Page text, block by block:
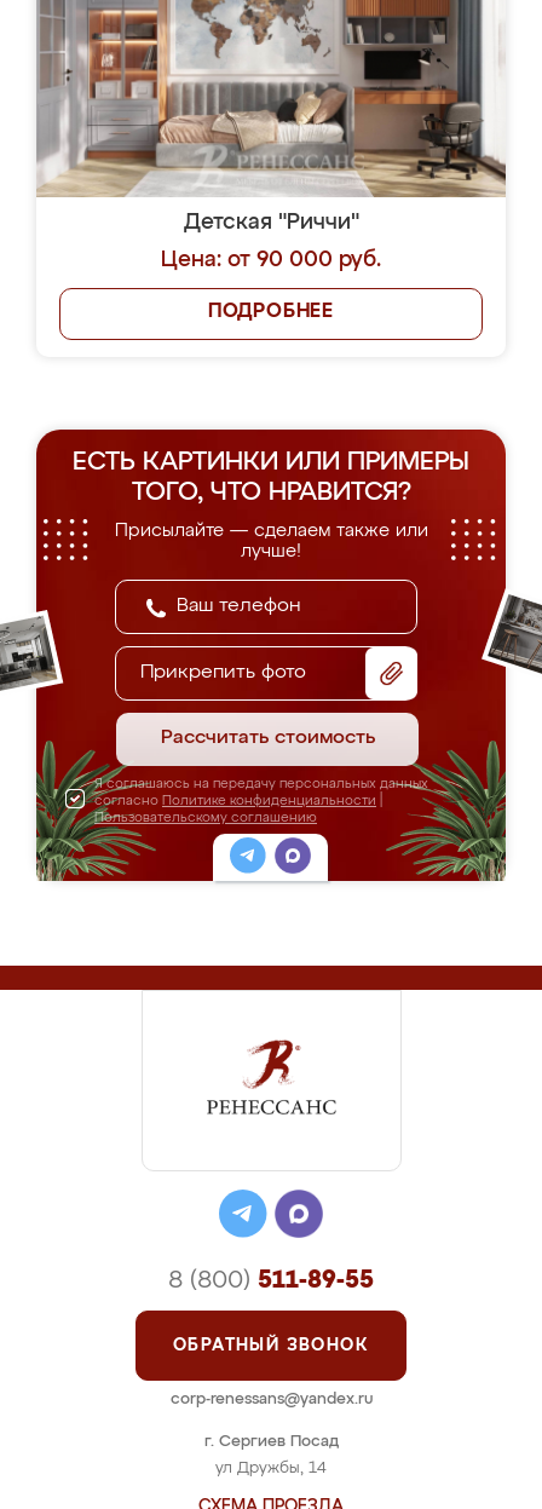
Детская "Риччи"
Цена: от 90 000 руб.
ПОДРОБНЕЕ
ЕСТЬ КАРТИНКИ ИЛИ ПРИМЕРЫ
ТОГО, ЧТО НРАВИТСЯ?
Присылайте — сделаем также или
лучше!
Прикрепить фото
Рассчитать стоимость
Я соглашаюсь на передачу персональных данных
согласно Политике конфиденциальности
Пользовательскому соглашению
г. Сергиев Посад
ул Дружбы, 14
8 (800) 511-89-55
ОБРАТНЫЙ ЗВОНОК
corp-renessans@yandex.ru